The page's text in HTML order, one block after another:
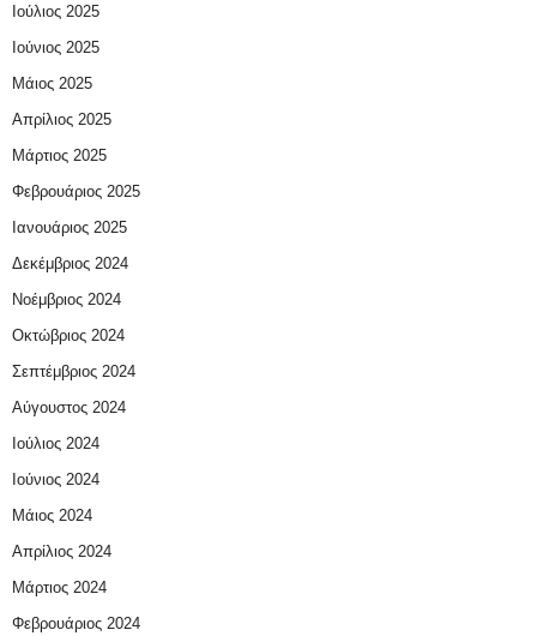
Ιούλιος 2025
Ιούνιος 2025
Μάιος 2025
Απρίλιος 2025
Μάρτιος 2025
Φεβρουάριος 2025
Ιανουάριος 2025
Δεκέμβριος 2024
Νοέμβριος 2024
Οκτώβριος 2024
Σεπτέμβριος 2024
Αύγουστος 2024
Ιούλιος 2024
Ιούνιος 2024
Μάιος 2024
Απρίλιος 2024
Μάρτιος 2024
Φεβρουάριος 2024